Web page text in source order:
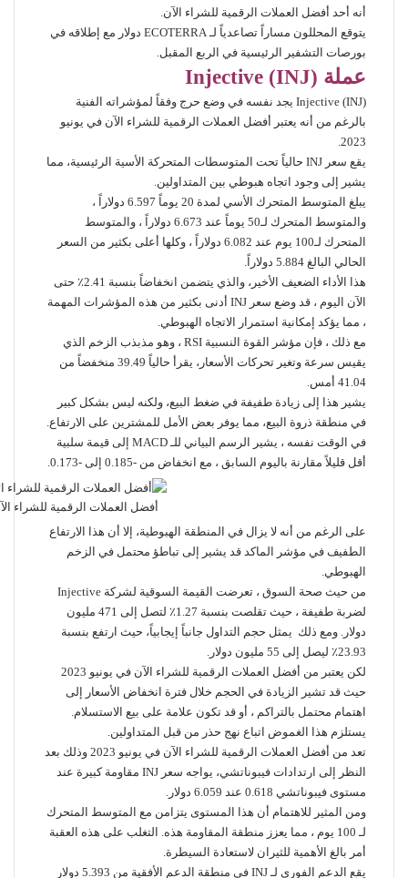
أنه أحد أفضل العملات الرقمية للشراء الآن.
يتوقع المحللون مساراً تصاعدياً لـ ECOTERRA دولار مع إطلاقه في
بورصات التشفير الرئيسية في الربع المقبل.
عملة Injective (INJ)
Injective (INJ) يجد نفسه في وضع حرج وفقاً لمؤشراته الفنية
بالرغم من أنه يعتبر أفضل العملات الرقمية للشراء الآن في يونيو
2023.
يقع سعر INJ حالياً تحت المتوسطات المتحركة الأسية الرئيسية، مما
يشير إلى وجود اتجاه هبوطي بين المتداولين.
يبلغ المتوسط ​​المتحرك الأسي لمدة 20 يوماً 6.597 دولاراً ،
والمتوسط ​​المتحرك لـ50 يوماً عند 6.673 دولاراً ، والمتوسط ​​
المتحرك لـ100 يوم عند 6.082 دولاراً ، وكلها أعلى بكثير من السعر
الحالي البالغ 5.884 دولاراً.
هذا الأداء الضعيف الأخير، والذي يتضمن انخفاضاً بنسبة 2.41٪ حتى
الآن اليوم ، قد وضع سعر INJ أدنى بكثير من هذه المؤشرات المهمة
، مما يؤكد إمكانية استمرار الاتجاه الهبوطي.
مع ذلك ، فإن مؤشر القوة النسبية RSI ، وهو مذبذب الزخم الذي
يقيس سرعة وتغير تحركات الأسعار، يقرأ حالياً 39.49 منخفضاً من
41.04 أمس.
يشير هذا إلى زيادة طفيفة في ضغط البيع، ولكنه ليس بشكل كبير
في منطقة ذروة البيع، مما يوفر بعض الأمل للمشترين على الارتفاع.
في الوقت نفسه ، يشير الرسم البياني للـ MACD إلى قيمة سلبية
أقل قليلاً مقارنة باليوم السابق ، مع انخفاض من -0.185 إلى -0.173.
أفضل العملات الرقمية للشراء الآن
على الرغم من أنه لا يزال في المنطقة الهبوطية، إلا أن هذا الارتفاع
الطفيف في مؤشر الماكد قد يشير إلى تباطؤ محتمل في الزخم
الهبوطي.
من حيث صحة السوق ، تعرضت القيمة السوقية لشركة Injective
لضربة طفيفة ، حيث تقلصت بنسبة 1.27٪ لتصل إلى 471 مليون
دولار. ومع ذلك يمثل حجم التداول جانباً إيجابياً، حيث ارتفع بنسبة
23.93٪ ليصل إلى 55 مليون دولار.
لكن يعتبر من أفضل العملات الرقمية للشراء الآن في يونيو 2023
حيث قد تشير الزيادة في الحجم خلال فترة انخفاض الأسعار إلى
اهتمام محتمل بالتراكم ، أو قد تكون علامة على بيع الاستسلام.
يستلزم هذا الغموض اتباع نهج حذر من قبل المتداولين.
تعد من أفضل العملات الرقمية للشراء الآن في يونيو 2023 وذلك بعد
النظر إلى ارتدادات فيبوناتشي، يواجه سعر INJ مقاومة كبيرة عند
مستوى فيبوناتشي 0.618 عند 6.059 دولار.
ومن المثير للاهتمام أن هذا المستوى يتزامن مع المتوسط ​​المتحرك
لـ 100 يوم ، مما يعزز منطقة المقاومة هذه. التغلب على هذه العقبة
أمر بالغ الأهمية للثيران لاستعادة السيطرة.
يقع الدعم الفوري لـ INJ في منطقة الدعم الأفقية من 5.393 دولار